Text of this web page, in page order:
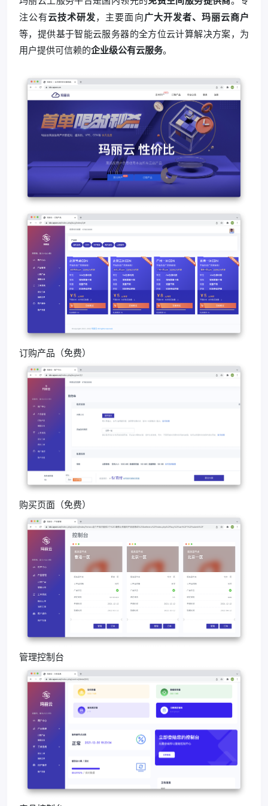
注公有云技术研发，主要面向广大开发者、玛丽云商户
等，提供基于智能云服务器的全方位云计算解决方案，为
用户提供可信赖的企业级公有云服务。
订购产品（免费）
购买页面（免费）
管理控制台